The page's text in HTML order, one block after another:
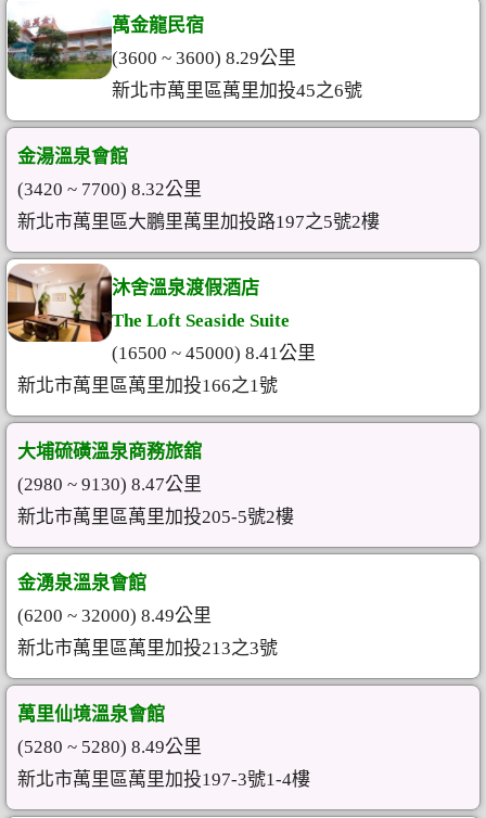
萬金龍民宿
(3600 ~ 3600) 8.29公里
新北市萬里區萬里加投45之6號
金湯溫泉會館
(3420 ~ 7700) 8.32公里
新北市萬里區大鵬里萬里加投路197之5號2樓
沐舍溫泉渡假酒店
The Loft Seaside Suite
(16500 ~ 45000) 8.41公里
新北市萬里區萬里加投166之1號
大埔硫磺溫泉商務旅舘
(2980 ~ 9130) 8.47公里
新北市萬里區萬里加投205-5號2樓
金湧泉溫泉會館
(6200 ~ 32000) 8.49公里
新北市萬里區萬里加投213之3號
萬里仙境溫泉會館
(5280 ~ 5280) 8.49公里
新北市萬里區萬里加投197-3號1-4樓